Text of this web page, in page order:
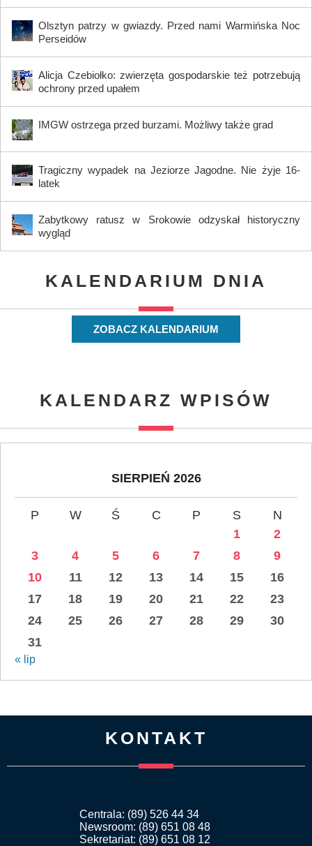
Olsztyn patrzy w gwiazdy. Przed nami Warmińska Noc
Perseidów
Alicja Czebiołko: zwierzęta gospodarskie też potrzebują
ochrony przed upałem
IMGW ostrzega przed burzami. Możliwy także grad
Tragiczny wypadek na Jeziorze Jagodne. Nie żyje 16-
latek
Zabytkowy ratusz w Srokowie odzyskał historyczny
wygląd
KALENDARIUM DNIA
ZOBACZ KALENDARIUM
KALENDARZ WPISÓW
SIERPIEŃ 2026
P W Ś C P S
N
1
2
3
4 5 6 7 8
9
10
11 12 13 14 15
16
17
18 19 20 21 22
23
24
25 26 27 28 29
30
31
« lip
KONTAKT
Centrala: (89) 526 44 34
Newsroom: (89) 651 08 48
Sekretariat: (89) 651 08 12